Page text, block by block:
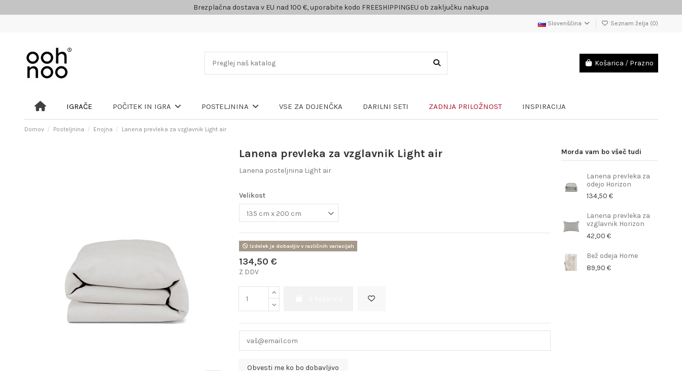
Brezplačna dostava v EU nad 100 €, uporabite kodo FREESHIPPINGEU ob zaključku nakupa
Slovenščina Seznam želja (0)
Košarica / Prazno
IGRAČE POČITEK IN IGRA POSTELJNINA VSE ZA DOJENČKA DARILNI SETI ZADNJA PRILOŽNOST INSPIRACIJA
Domov Posteljnina Enojna Lanena prevleka za vzglavnik Light air
Lanena prevleka za vzglavnik Light air
Lanena posteljnina Light air
Velikost
Izdelek je dobavljiv v različnih variacijah
134,50 €
Z DDV
Morda vam bo všeč tudi
Lanena prevleka za
odejo Horizon
134,50 €
Lanena prevleka za
vzglavnik Horizon
42,00 €
Bež odeja Home
89,90 €